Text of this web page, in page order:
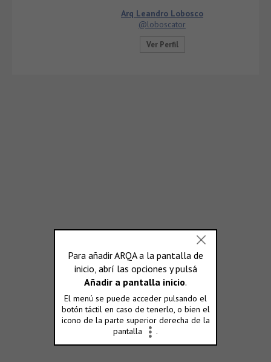
Arq Leandro Lobosco
@loboscator
Ver Perfil